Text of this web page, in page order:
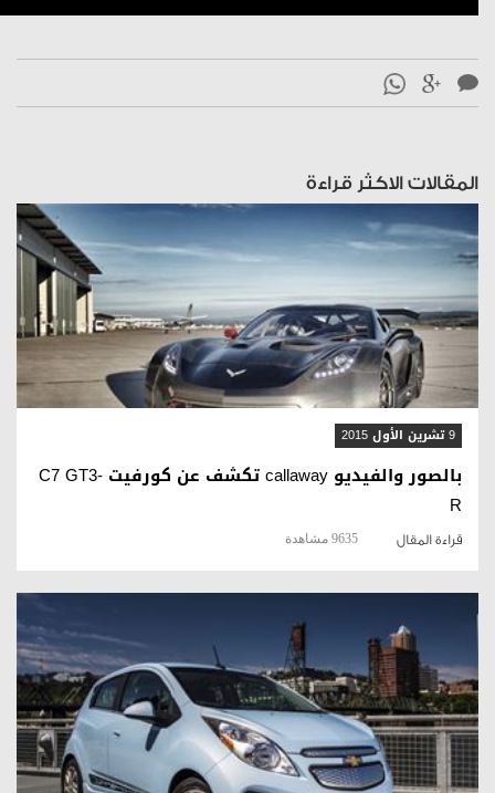
المقالات الاكثر قراءة
قراءة المقال
9 تشرين الأول 2015
بالصور والفيديو callaway تكشف عن كورفيت C7 GT3-
R
قراءة المقال 9635 مشاهدة
قراءة المقال